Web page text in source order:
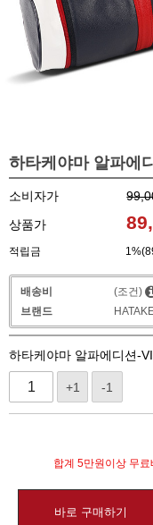
하타케야마 알파에
소비자가
상품가
적립금
배송비
(조건)
브랜드
하타케야마 알파에디션-
+1 -1
합계 5만원이상 무
바로 구매하기